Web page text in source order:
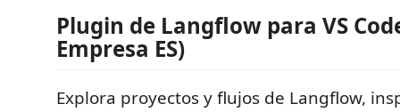
Plugin de Langflow para VS
Empresa ES)
Explora proyectos y flujos de Langflow,